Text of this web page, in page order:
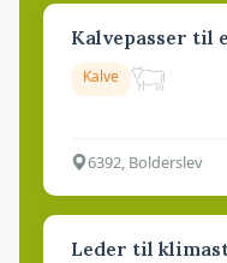
Kalvepasser til
Kalve
6392, Bolderslev
Leder til